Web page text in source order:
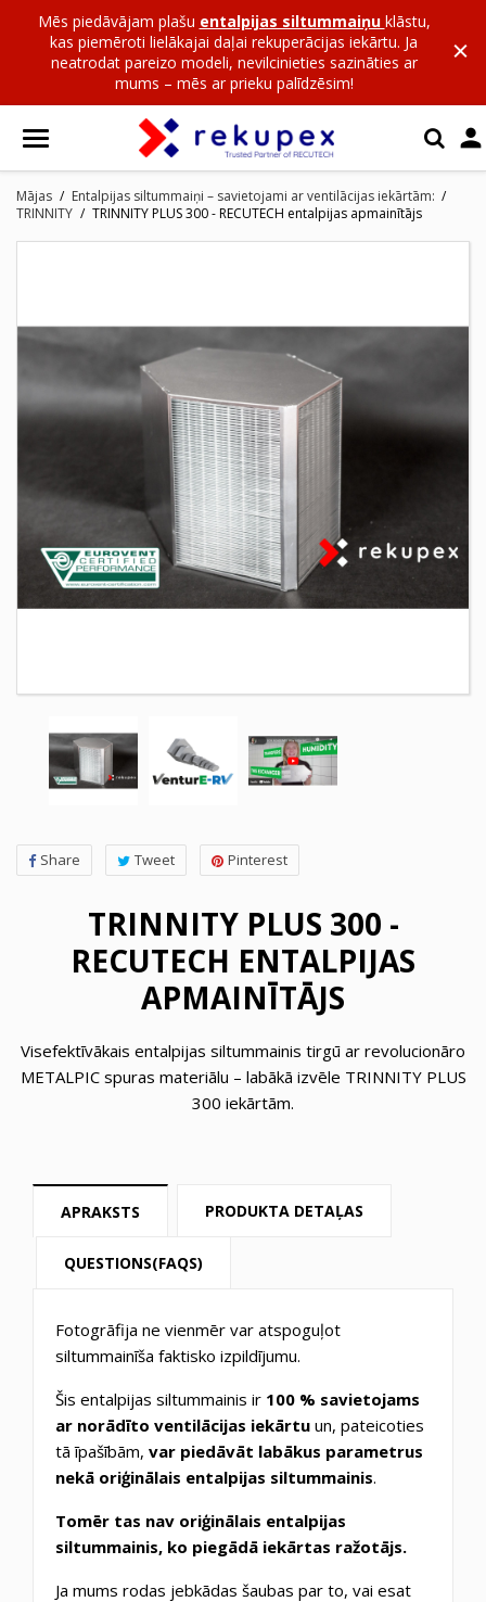
Mēs piedāvājam plašu entalpijas siltummaiņu klāstu,
kas piemēroti lielākajai daļai rekuperācijas iekārtu. Ja
neatrodat pareizo modeli, nevilcinieties sazināties ar
mums – mēs ar prieku palīdzēsim!

Mājas
Entalpijas siltummaiņi – savietojami ar ventilācijas iekārtām:
TRINNITY
TRINNITY PLUS 300 - RECUTECH entalpijas apmainītājs
Share Tweet Pinterest
TRINNITY PLUS 300 -
RECUTECH ENTALPIJAS
APMAINĪTĀJS
Visefektīvākais entalpijas siltummainis tirgū ar revolucionāro
METALPIC spuras materiālu – labākā izvēle TRINNITY PLUS
300 iekārtām.
APRAKSTS PRODUKTA DETAĻAS
QUESTIONS(FAQS)
Fotogrāfija ne vienmēr var atspoguļot
siltummainīša faktisko izpildījumu.
Šis entalpijas siltummainis ir 100 % savietojams
ar norādīto ventilācijas iekārtu un, pateicoties
tā īpašībām, var piedāvāt labākus parametrus
nekā oriģinālais entalpijas siltummainis.
Tomēr tas nav oriģinālais entalpijas
siltummainis, ko piegādā iekārtas ražotājs.
Ja mums rodas jebkādas šaubas par to, vai esat